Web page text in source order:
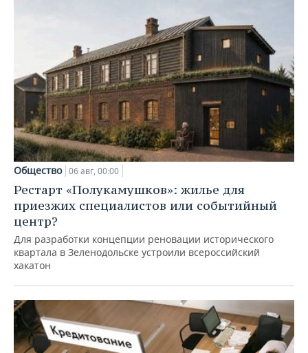
Общество 06 авг, 00:00
Рестарт «Полукамушков»: жилье для
приезжих специалистов или событийный
центр?
Для разработки концепции реновации исторического
квартала в Зеленодольске устроили всероссийский
хакатон